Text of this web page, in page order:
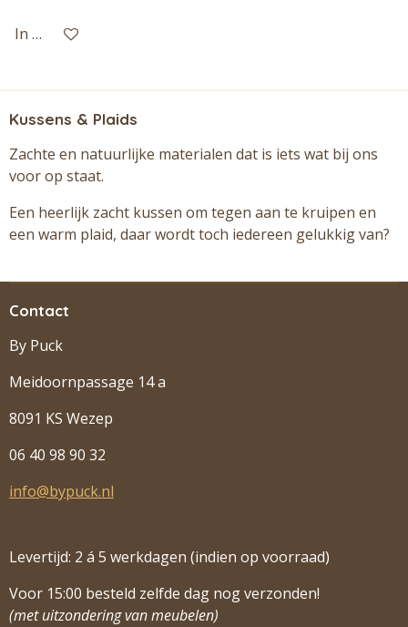
In winkelwagen
Kussens & Plaids
Zachte en natuurlijke materialen dat is iets wat bij ons
voor op staat.
Een heerlijk zacht kussen om tegen aan te kruipen en
een warm plaid, daar wordt toch iedereen gelukkig van?
Contact
By Puck
Meidoornpassage 14 a
8091 KS Wezep
06 40 98 90 32
info@bypuck.nl
Levertijd: 2 á 5 werkdagen (indien op voorraad)
Voor 15:00 besteld zelfde dag nog verzonden!
(met uitzondering van meubelen)